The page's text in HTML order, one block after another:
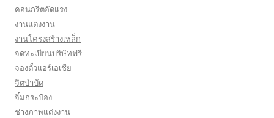
คอนกรีตอัดแรง
งานแต่งงาน
งานโครงสร้างเหล็ก
จดทะเบียนบริษัทฟรี
จองตั๋วแอร์เอเชีย
จิตบำบัด
จิ๋มกระป๋อง
ช่างภาพแต่งงาน